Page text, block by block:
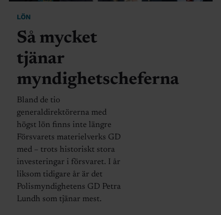
LÖN
Så mycket
tjänar
myndighetscheferna
Bland de tio
generaldirektörerna med
högst lön finns inte längre
Försvarets materielverks GD
med – trots historiskt stora
investeringar i försvaret. I år
liksom tidigare år är det
Polismyndighetens GD Petra
Lundh som tjänar mest.